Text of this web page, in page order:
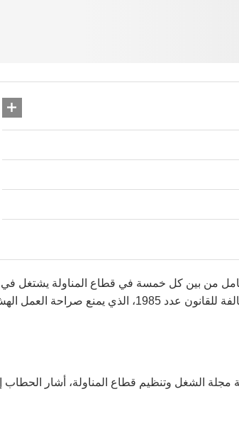
من بين كل خمسة في قطاع المناولة يشتغل في
مؤسسات عمومية، وهو ما يسلّط الضوء على تورّط الدولة نفسها في ممارسات مخالفة للقانون عدد 1985، الذي يمنع صراحة
الشغل وتنظيم قطاع المناولة، أشار الحطاب